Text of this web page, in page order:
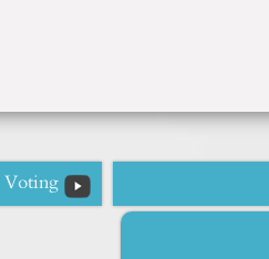
Voting